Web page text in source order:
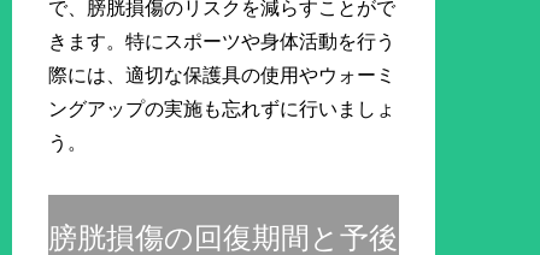
で、膀胱損傷のリスクを減らすことがで
きます。特にスポーツや身体活動を行う
際には、適切な保護具の使用やウォーミ
ングアップの実施も忘れずに行いましょ
う。
膀胱損傷の回復期間と予後